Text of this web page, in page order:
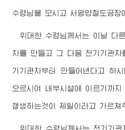
수령님 을 모시고 서평양철도공장
위대한 수령님 께서는 이날 다
차를 만들고 그 다음 전기기관차
기기관차부터 만들어낸다고 하
오르시여 내부시설에 이르기까
갱생하는것이 제일이라고 가르쳐
위대한 수령님 께서는 전기기관